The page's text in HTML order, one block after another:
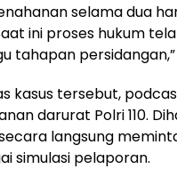
selama dua
ini proses hukum
tahapan
kasus tersebut,
darurat Polri 110.
langsung
simulasi pelaporan.